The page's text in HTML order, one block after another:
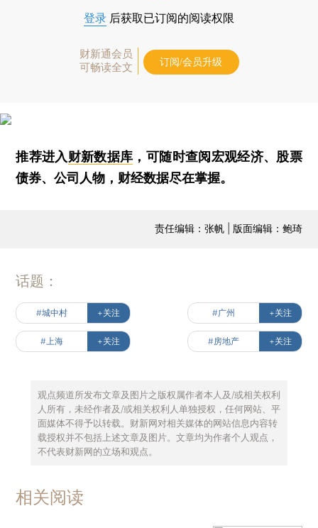
登录 后获取已订阅的阅读权限
财新通会员
可畅读全文
订阅/会员升级
推荐进入财新数据库 ，可随时查阅宏观经济、股票
债券、公司人物，财经数据尽在掌握。
责任编辑：张帆 | 版面编辑：鲍琦
话题：
#城中村 +关注 #广州 +关注
#上海 +关注 #房地产 +关注
观点频道所发布文章及图片之版权属作者本人及/或相关权利
人所有，未经作者及/或相关权利人单独授权，任何网站、平
面媒体不得予以转载。财新网对相关媒体的网站信息内容转
载授权并不包括上述文章及图片。文章均为作者个人观点，
不代表财新网的立场和观点。
相关阅读